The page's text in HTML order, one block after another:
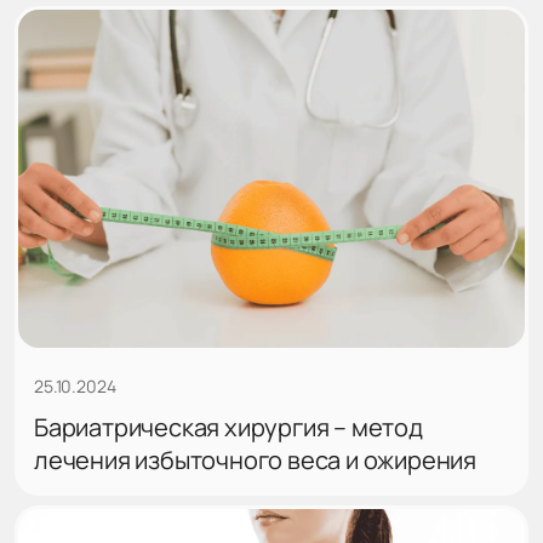
25.10.2024
Бариатрическая хирургия – метод
лечения избыточного веса и ожирения